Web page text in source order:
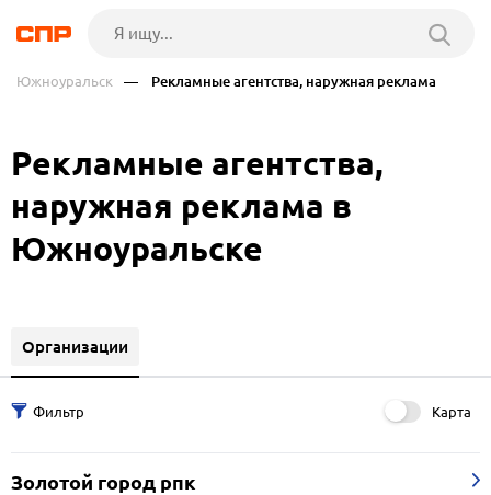
Южноуральск — Рекламные агентства, наружная реклама
Рекламные агентства,
наружная реклама в
Южноуральске
Организации
Карта
Золотой город рпк